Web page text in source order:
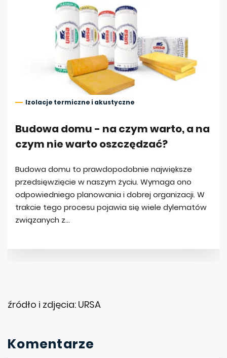
źródło i zdjęcia: URSA
Komentarze